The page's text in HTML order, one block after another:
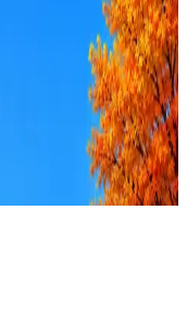
вилка, каналы
источников
писем